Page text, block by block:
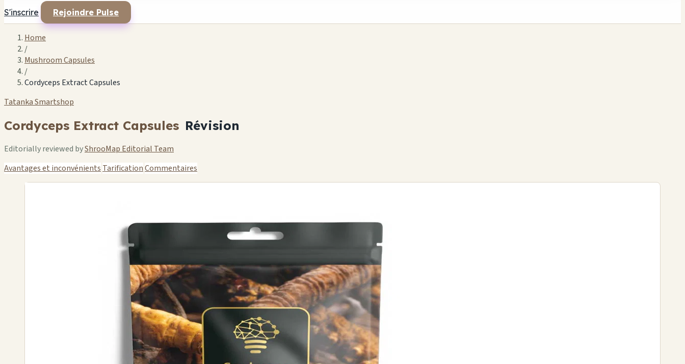
S'inscrire Rejoindre Pulse
Home
/
Mushroom Capsules
/
Cordyceps Extract Capsules
Tatanka Smartshop
Cordyceps Extract Capsules Révision
Editorially reviewed byShrooMap Editorial Team
Avantages et inconvénients TarificationCommentaires